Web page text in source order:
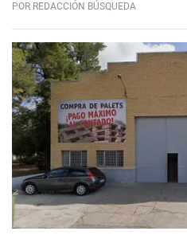
POR REDACCIÓN BÚSQUEDA